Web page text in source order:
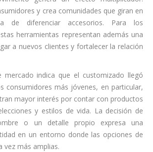
y crea comunidades que giran en
diferenciar accesorios. Para los
herramientas representan además una
a nuevos clientes y fortalecer la relación
mercado indica que el customizado llegó
consumidores más jóvenes, en particular,
mayor interés por contar con productos
y estilos de vida. La decisión de
o un detalle propio expresa una
en un entorno donde las opciones de
vez más amplias.